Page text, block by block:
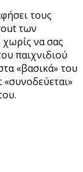
τους
των
να σας
παιχνιδιού
«βασικά» του